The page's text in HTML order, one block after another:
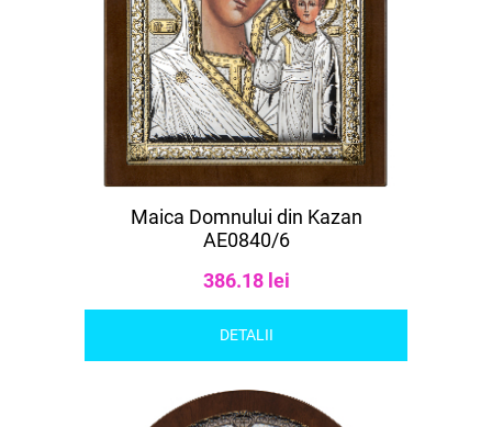
Maica Domnului din Kazan
AE0840/6
386.18 lei
DETALII